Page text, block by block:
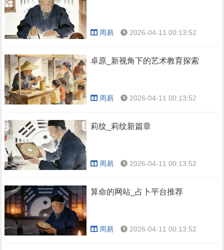
周易 2026-04-11 00:13:52
卓原_新视角下的艺术教育探索
周易 2026-04-11 00:13:52
莉纹_莉纹新篇章
周易 2026-04-11 00:13:52
算命的网站_占卜平台推荐
周易 2026-04-11 00:13:52